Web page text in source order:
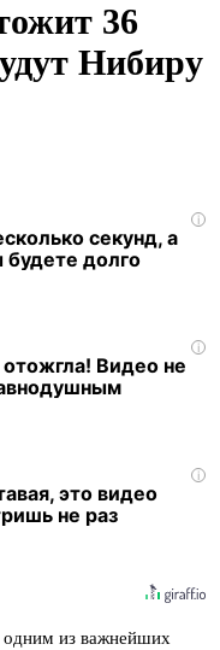
36
Нибиру
i
секунд, а
будете долго
i
отожгла! Видео не
i
это видео
не раз
одним из важнейших